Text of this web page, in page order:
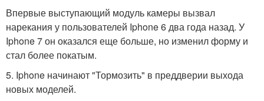
Впервые выступающий модуль камеры вызвал
нарекания у пользователей Iphone 6 два года назад. У
Iphone 7 он оказался еще больше, но изменил форму и
стал более покатым.
5. Iphone начинают "Тормозить" в преддверии выхода
новых моделей.